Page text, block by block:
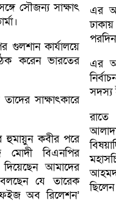
সৌজন্য সাক্ষাৎ
গুলশান কার্যালয়ে
করেন ভারতের
সাক্ষাৎকারে
হুমায়ুন কবীর পরে
মোদী বিএনপির
আমাদের
যে তারেক
অব রিলেশন’
এর
এর
সদস্য